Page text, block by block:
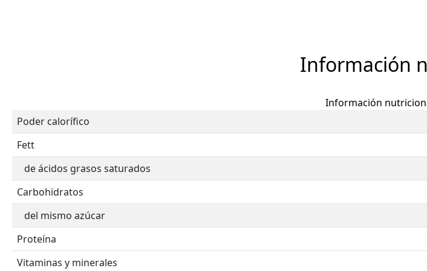
Información
Información
Poder calorífico
Fett
de ácidos grasos saturados
Carbohidratos
del mismo azúcar
Proteína
Vitaminas y minerales